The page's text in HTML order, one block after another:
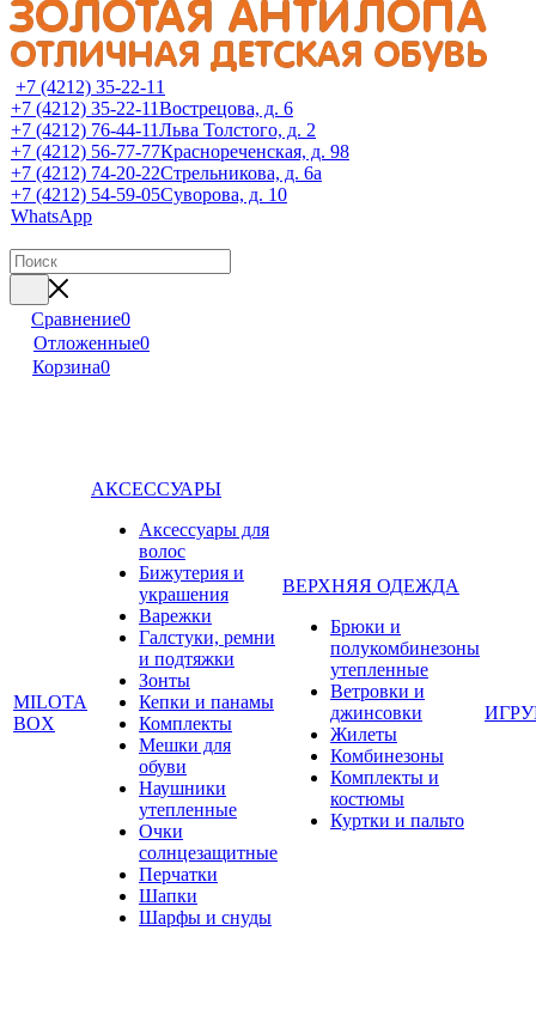
+7 (4212) 35-22-11
+7 (4212) 35-22-11Вострецова, д. 6
+7 (4212) 76-44-11Льва Толстого, д. 2
+7 (4212) 56-77-77Краснореченская, д. 98
+7 (4212) 74-20-22Стрельникова, д. 6а
+7 (4212) 54-59-05Суворова, д. 10
WhatsApp
Сравнение0
Отложенные0
Корзина0
MILOTA
BOX
АКСЕССУАРЫ
Аксессуары для
волос
Бижутерия и
украшения
Варежки
Галстуки, ремни
и подтяжки
Зонты
Кепки и панамы
Комплекты
Мешки для
обуви
Наушники
утепленные
Очки
солнцезащитные
Перчатки
Шапки
Шарфы и снуды
ВЕРХНЯЯ ОДЕЖДА
Брюки и
полукомбинезоны
утепленные
Ветровки и
джинсовки
Жилеты
Комбинезоны
Комплекты и
костюмы
Куртки и пальто